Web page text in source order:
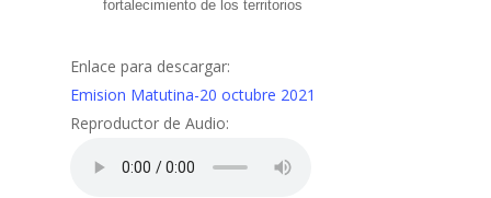
fortalecimiento de los territorios
Enlace para descargar:
Emision Matutina-20 octubre 2021
Reproductor de Audio: